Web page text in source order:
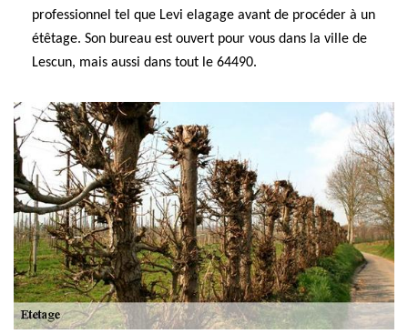
professionnel tel que Levi elagage avant de procéder à un
étêtage. Son bureau est ouvert pour vous dans la ville de
Lescun, mais aussi dans tout le 64490.